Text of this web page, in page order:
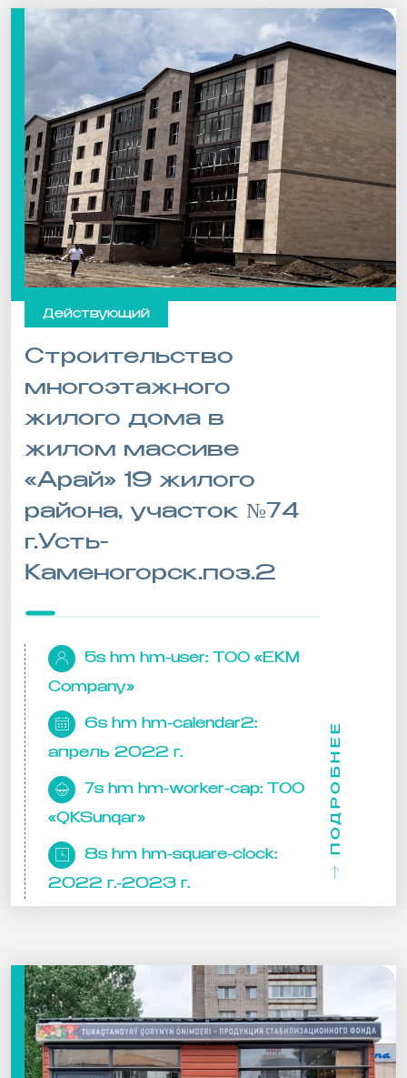
Действующий
Строительство
многоэтажного
жилого дома в
жилом массиве
«Арай» 19 жилого
района, участок №74
г.Усть-
Каменогорск.поз.2
5s hm hm-user: ТОО «EKM
Company»
6s hm hm-calendar2:
апрель 2022 г.
7s hm hm-worker-cap: ТОО
«QKSunqar»
8s hm hm-square-clock:
2022 г.-2023 г.
ПОДРОБНЕЕ